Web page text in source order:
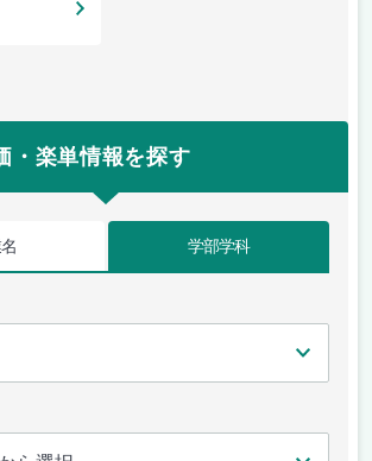
・楽単情報を探す
学部学科